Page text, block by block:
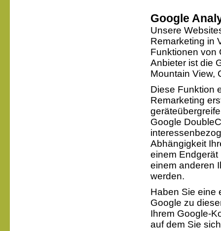
Google
Unsere
Remarketing in
Funktionen von
Anbieter ist die
Mountain View,
Diese Funktion
Remarketing
Google
Abhängigkeit
einem
einem anderen
werden.
Haben Sie eine
Google zu
Ihrem Google-
auf dem Sie